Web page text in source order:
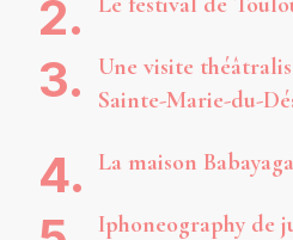
Une visite
Sainte-Marie-du-
La maison Babayaga
Iphoneography de